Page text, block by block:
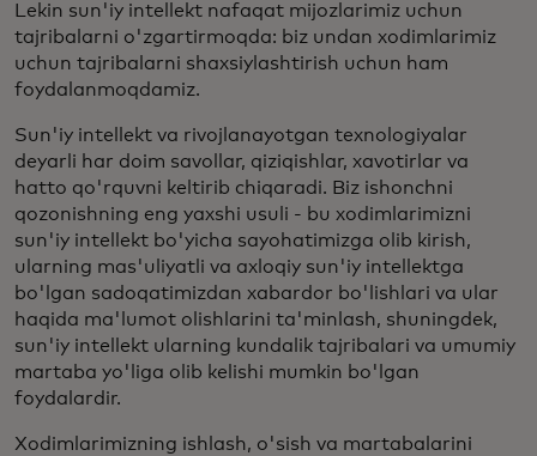
Lekin sun'iy intellekt nafaqat mijozlarimiz uchun
tajribalarni o'zgartirmoqda: biz undan xodimlarimiz
uchun tajribalarni shaxsiylashtirish uchun ham
foydalanmoqdamiz.
Sun'iy intellekt va rivojlanayotgan texnologiyalar
deyarli har doim savollar, qiziqishlar, xavotirlar va
hatto qo'rquvni keltirib chiqaradi. Biz ishonchni
qozonishning eng yaxshi usuli - bu xodimlarimizni
sun'iy intellekt bo'yicha sayohatimizga olib kirish,
ularning mas'uliyatli va axloqiy sun'iy intellektga
bo'lgan sadoqatimizdan xabardor bo'lishlari va ular
haqida ma'lumot olishlarini ta'minlash, shuningdek,
sun'iy intellekt ularning kundalik tajribalari va umumiy
martaba yo'liga olib kelishi mumkin bo'lgan
foydalardir.
Xodimlarimizning ishlash, o'sish va martabalarini